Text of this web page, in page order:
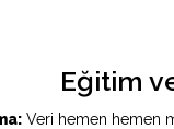
Eğitim
Veri hemen hemen